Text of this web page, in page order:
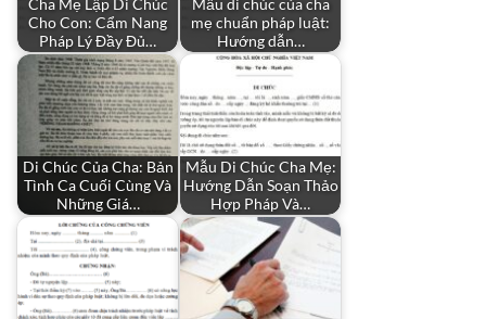
Cha Mẹ Lập Di Chúc
Cho Con: Cẩm Nang
Pháp Lý Đầy Đủ…
Mẫu di chúc của cha
mẹ chuẩn pháp luật:
Hướng dẫn…
Di Chúc Của Cha: Bản
Tình Ca Cuối Cùng Và
Những Giá…
Mẫu Di Chúc Cha Mẹ:
Hướng Dẫn Soạn Thảo
Hợp Pháp Và…